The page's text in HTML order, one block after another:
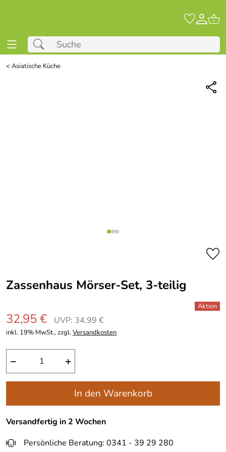
<Asiatische Küche
Zassenhaus Mörser-Set, 3-teilig
32,95 € UVP: 34,99 €
inkl. 19% MwSt., zzgl.Versandkosten
− +
In den Warenkorb
Versandfertig in 2 Wochen
Persönliche Beratung: 0341 - 39 29 280